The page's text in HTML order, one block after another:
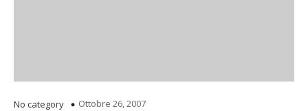
No category Ottobre 26, 2007